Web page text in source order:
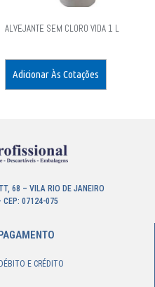
ALVEJANTE SEM CLORO VIDA 1 L
Adicionar Às Cotações
68 – VILA RIO DE JANEIRO
CEP: 07124-075
E CRÉDITO